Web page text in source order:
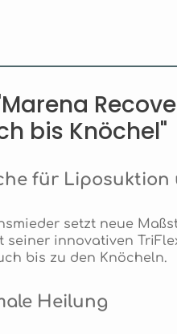
bis Knöchel"
für
setzt neue
innovativen
bis zu den Knöcheln.
Heilung